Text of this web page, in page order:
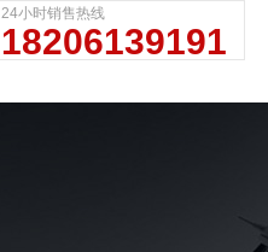
24小时销售热线
18206139191